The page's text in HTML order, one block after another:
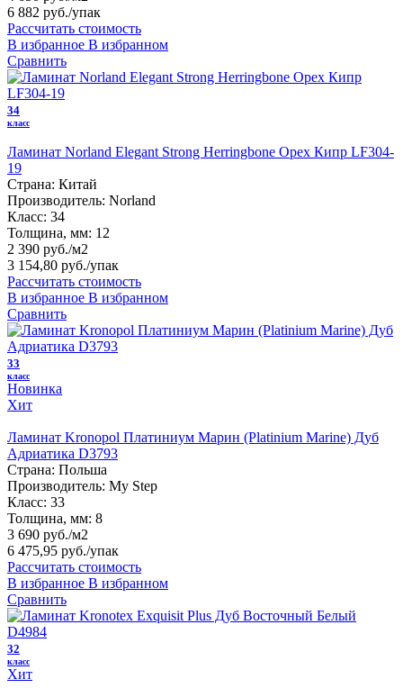
6 882 руб./упак
Рассчитать стоимость
В избранное В избранном
Сравнить
34
класс
Ламинат Norland Elegant Strong Herringbone Орех Кипр LF304-
19
Страна: Китай
Производитель: Norland
Класс: 34
Толщина, мм: 12
2 390 руб./м2
3 154,80 руб./упак
Рассчитать стоимость
В избранное В избранном
Сравнить
33
класс
Новинка
Хит
Ламинат Kronopol Платиниум Марин (Platinium Marine) Дуб
Адриатика D3793
Страна: Польша
Производитель: My Step
Класс: 33
Толщина, мм: 8
3 690 руб./м2
6 475,95 руб./упак
Рассчитать стоимость
В избранное В избранном
Сравнить
32
класс
Хит